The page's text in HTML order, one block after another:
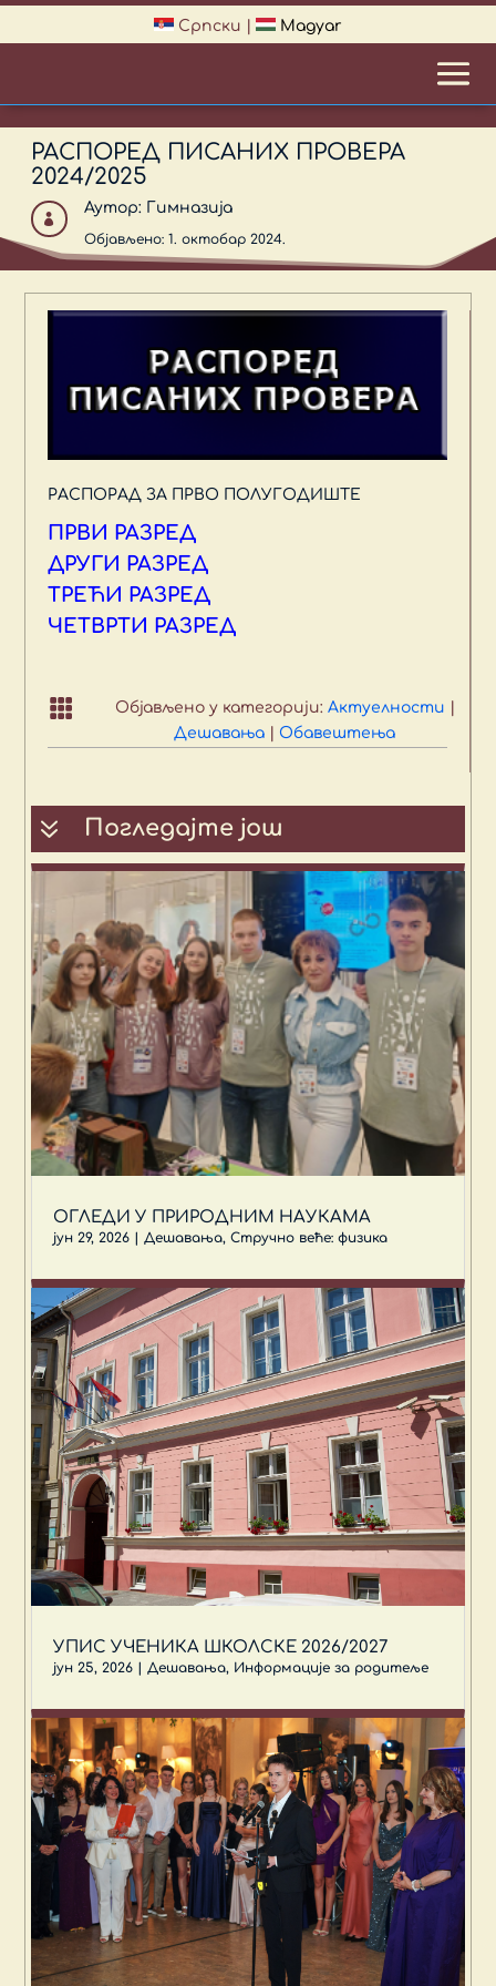
Српски Magyar
РАСПОРЕД ПИСАНИХ ПРОВЕРА
2024/2025

Аутор: Гимназија
Објављено: 1. октобар 2024.
РАСПОРАД ЗА ПРВО ПОЛУГОДИШТЕ
ПРВИ РАЗРЕД
ДРУГИ РАЗРЕД
ТРЕЋИ РАЗРЕД
ЧЕТВРТИ РАЗРЕД
 Објављено у категорији: Актуелности
Дешавања
Обавештења
7 Погледајте још
ОГЛЕДИ У ПРИРОДНИМ НАУКАМА
јун 29, 2026 |Дешавања,Стручно веће: физика
УПИС УЧЕНИКА ШКОЛСКЕ 2026/2027
јун 25, 2026 | Дешавања, Информације за родитеље